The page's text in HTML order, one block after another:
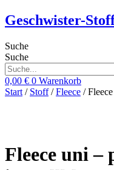
Zum
Inhalt
Geschwister-
Suche
Suche
0,00 € 0 Warenkorb
Start / Stoff/Fleece /
Fleece uni –